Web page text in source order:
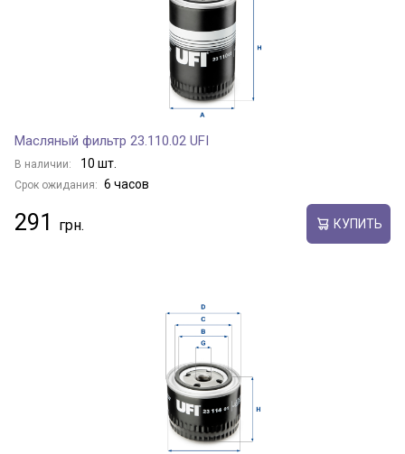
Масляный фильтр 23.110.02 UFI
В наличии: 10 шт.
Срок ожидания: 6 часов
291 КУПИТЬ